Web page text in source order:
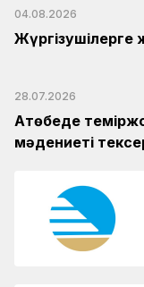
04.08.2026
28.07.2026
Ақтөбеде
мәдениеті